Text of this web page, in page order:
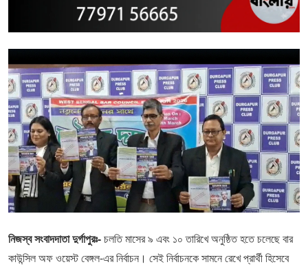
নিজস্ব সংবাদদাতা দুর্গাপুরঃ-চলতি মাসের ৯ এবং ১০ তারিখে অনুষ্ঠিত হতে চলেছে বার
কাউন্সিল অফ ওয়েস্ট বেঙ্গল-এর নির্বাচন। সেই নির্বাচনকে সামনে রেখে প্রার্থী হিসেবে